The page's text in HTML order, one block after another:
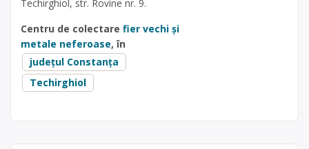
Techirghiol, str. Rovine nr. 9.
Centru de colectare fier vechi și
metale neferoase, în
județul Constanța
Techirghiol